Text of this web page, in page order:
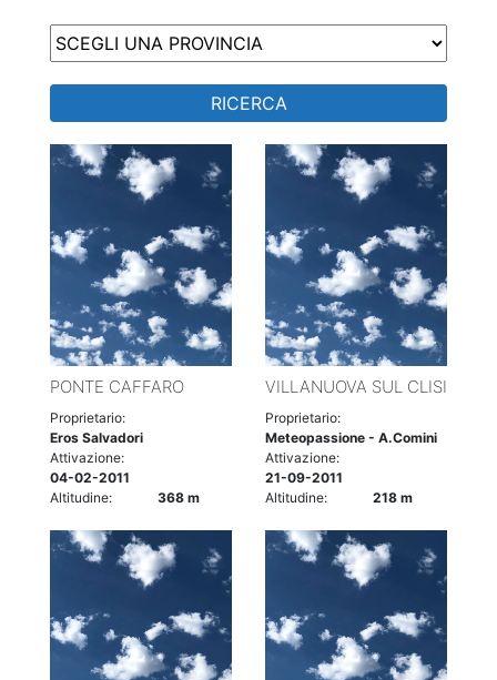
RICERCA
PONTE CAFFARO
Proprietario:
Eros Salvadori
Attivazione:
04-02-2011
Altitudine:
368 m
VILLANUOVA SUL CLISI
Proprietario:
Meteopassione - A.Comini
Attivazione:
21-09-2011
Altitudine:
218 m